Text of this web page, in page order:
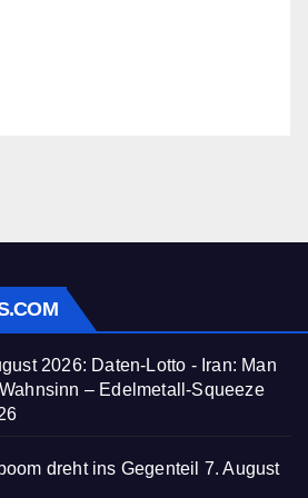
2026: Daten-Lotto - Iran: Man
– Edelmetall-Squeeze
dreht ins Gegenteil 7. August